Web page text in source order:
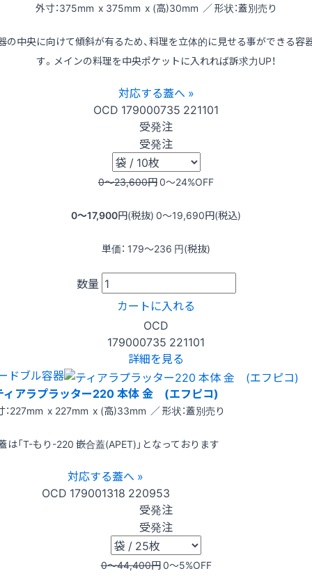
外寸：375mm x 375mm x (高)30mm ／ 形状：蓋別売り
の中央に向けて傾斜が有るため、料理を立体的に見せる事ができる容
す。メインの料理を中央ポケットに入れれば訴求力UP！
対応する蓋へ »
OCD 179000735 221101
受発注
受発注
0〜23,600円0〜24%OFF
0〜17,900円(税抜) 0〜19,690円(税込)
単価： 179〜236 円(税抜)
数量
カートに入れる
OCD
179000735 221101
詳細を見る
ドブル容器
ィアラプラッター220 本体 金 (エフピコ)
：227mm x 227mm x (高)33mm ／ 形状：蓋別売り
は「T-もり-220 嵌合蓋(APET)」となっております
対応する蓋へ »
OCD 179001318 220953
受発注
受発注
0〜44,400円0〜5%OFF